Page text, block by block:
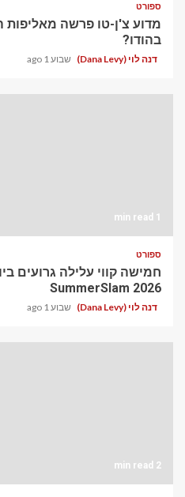
ספורט
בהודו?
דנה לוי (Dana Levy) שבוע 1 ago
1 min read
ספורט
SummerSlam 2026
דנה לוי (Dana Levy) שבוע 1 ago
2 min read